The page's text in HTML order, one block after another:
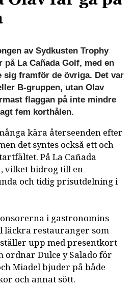
av Sydkusten Trophy
La Cañada Golf, med en
sig framför de övriga. Det var
B-gruppen, utan Olav
flaggan på inte mindre
fem korthålen.
kära återseenden efter
det syntes också ett och
På La Cañada
vilket bidrog till en
och tidig prisutdelning i
i gastronomins
läckra restauranger som
upp med presentkort
ordnar Dulce y Salado för
Miadel bjuder på både
och annat sött.